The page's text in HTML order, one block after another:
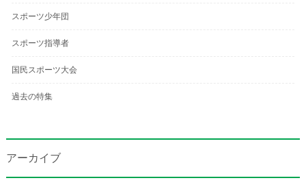
スポーツ少年団
スポーツ指導者
国民スポーツ大会
過去の特集
アーカイブ